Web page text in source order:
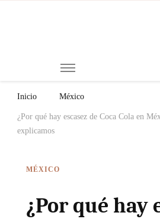
Inicio México
¿Por qué hay escasez de Coca Cola en
explicamos
MÉXICO
¿Por qué hay